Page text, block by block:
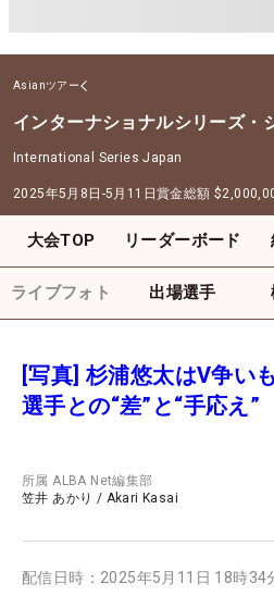
Asianツアー
インターナショナルシリーズ・
International Series Japan
2025年5月8日-5月11日賞金総額
大会TOP リーダーボード
ライブフォト 出場選手
[写真] 杉浦悠太はV争い
選手との“差”と“手応え”
所属ALBA Net編集部
笠井 あかり / Akari Kasai
配信日時： 2025年5月11日 18時34